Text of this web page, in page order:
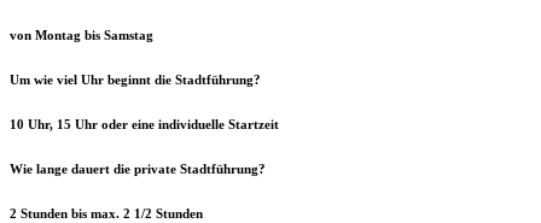
von Montag bis Samstag
Um wie viel Uhr beginnt die Stadtführung?
10 Uhr, 15 Uhr oder eine individuelle Startzeit
Wie lange dauert die private Stadtführung?
2 Stunden bis max. 2 1/2 Stunden